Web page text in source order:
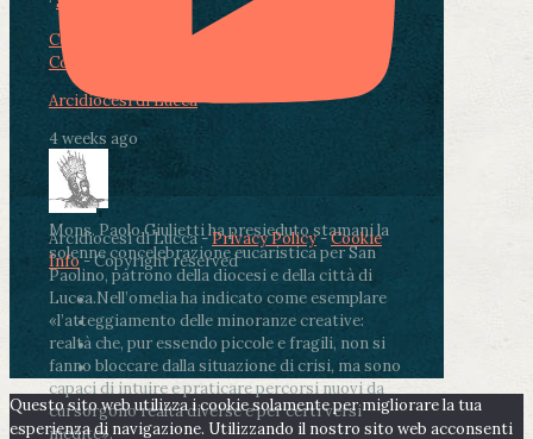
Condividi su Facebook
Condividi su LinkedIn
Arcidiocesi di Lucca
4 weeks ago
Mons. Paolo Giulietti ha presieduto stamani la
solenne concelebrazione eucaristica per San
Paolino, patrono della diocesi e della città di
Lucca.Nell’omelia ha indicato come esemplare
«l’atteggiamento delle minoranze creative:
realtà che, pur essendo piccole e fragili, non si
fanno bloccare dalla situazione di crisi, ma sono
capaci di intuire e praticare percorsi nuovi da
cui sorgono realtà diverse e per certi versi
inedite».
Arcidiocesi di Lucca -Privacy Policy-Cookie
Info- Copyright reserved
Questo sito web utilizza i cookie solamente per migliorare la tua
esperienza di navigazione. Utilizzando il nostro sito web acconsenti